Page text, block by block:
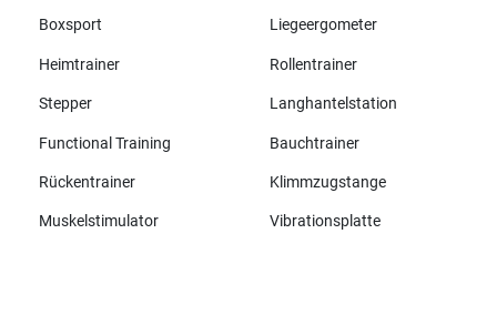
Boxsport Liegeergometer
Heimtrainer Rollentrainer
Stepper Langhantelstation
Functional Training Bauchtrainer
Rückentrainer Klimmzugstange
Muskelstimulator Vibrationsplatte